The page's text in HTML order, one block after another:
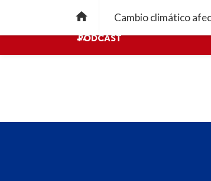
PODCAST

 Cambio climático